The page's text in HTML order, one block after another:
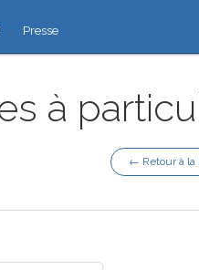
Presse
à
← Retour à la